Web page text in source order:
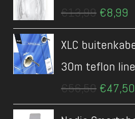
€13,99 prijs
€13,99.
€8,99
XLC
30m teflon
€56,50 prijs
€47,50